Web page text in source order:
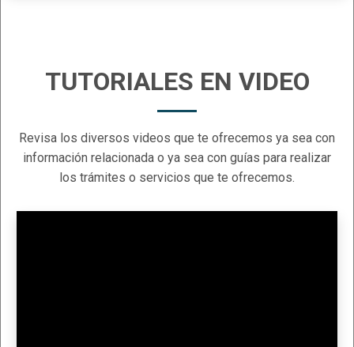
TUTORIALES EN VIDEO
Revisa los diversos videos que te ofrecemos ya sea con
información relacionada o ya sea con guías para realizar
los trámites o servicios que te ofrecemos.